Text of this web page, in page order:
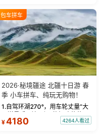
瓦人最大村落——禾木村，欣赏
晨雾与小木...
包车拼车
2026·秘境疆途 北疆十日游 春
季 小车拼车、纯玩无购物！
1.自驾环湖270°，用车轮丈量“大
西洋最后一滴眼泪”的极致蔚蓝，
让雪山、花海与深邃湖水在转弯
¥4180 4264人看过